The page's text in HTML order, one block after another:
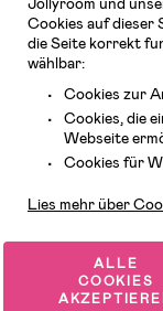
unserer vielfältigen
© 2026
Cookies auf dieser
die Seite korrekt
wählbar:
Cookies zur
Cookies, die
Webseite
Cookies für
Lies mehr über
ALLE
COOKIES